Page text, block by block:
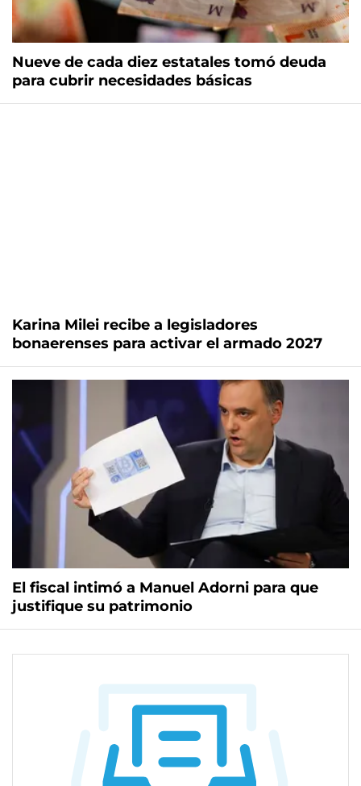
Nueve de cada diez estatales tomó deuda
para cubrir necesidades básicas
Karina Milei recibe a legisladores
bonaerenses para activar el armado 2027
El fiscal intimó a Manuel Adorni para que
justifique su patrimonio